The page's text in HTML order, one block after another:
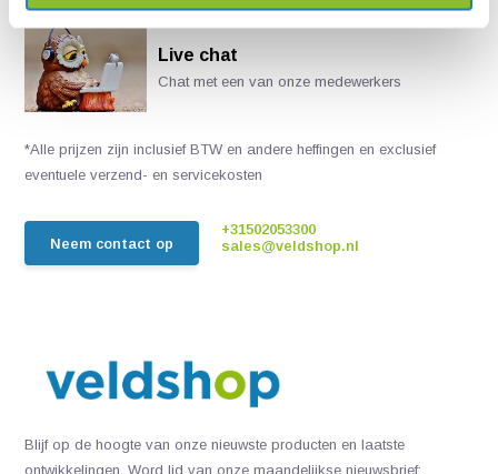
Live chat
Chat met een van onze medewerkers
*Alle prijzen zijn inclusief BTW en andere heffingen en exclusief
eventuele verzend- en servicekosten
Neem contact op
+31502053300
sales@veldshop.nl
Blijf op de hoogte van onze nieuwste producten en laatste
ontwikkelingen. Word lid van onze maandelijkse nieuwsbrief: